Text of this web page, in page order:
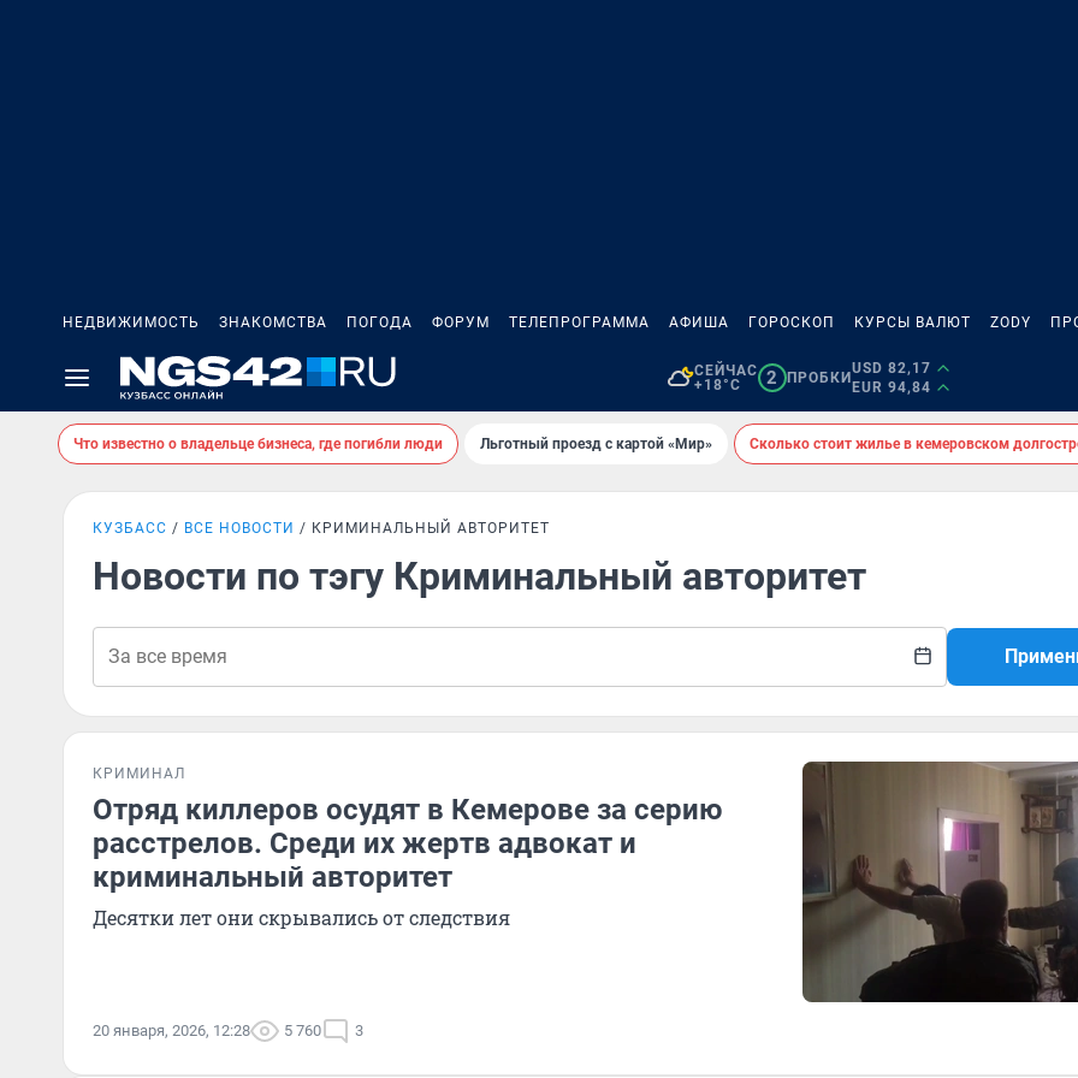
НЕДВИЖИМОСТЬ ЗНАКОМСТВА ПОГОДА ФОРУМ ТЕЛЕПРОГРАММА АФИША ГОРОСКОП КУРСЫ ВАЛЮТ ZODY
СЕЙЧАС
+18°C
2 ПРОБКИ
USD 82,17
EUR 94,84
Что известно о владельце бизнеса, где погибли люди Льготный проезд с картой «Мир» Сколько стоит жилье в кемеровском
КУЗБАСС ВСЕ НОВОСТИ КРИМИНАЛЬНЫЙ АВТОРИТЕТ
Новости по тэгу Криминальный авторитет
КРИМИНАЛ
Отряд киллеров осудят в Кемерове за серию
расстрелов. Среди их жертв адвокат и
криминальный авторитет
Десятки лет они скрывались от следствия
20 января, 2026, 12:28 5 760 3